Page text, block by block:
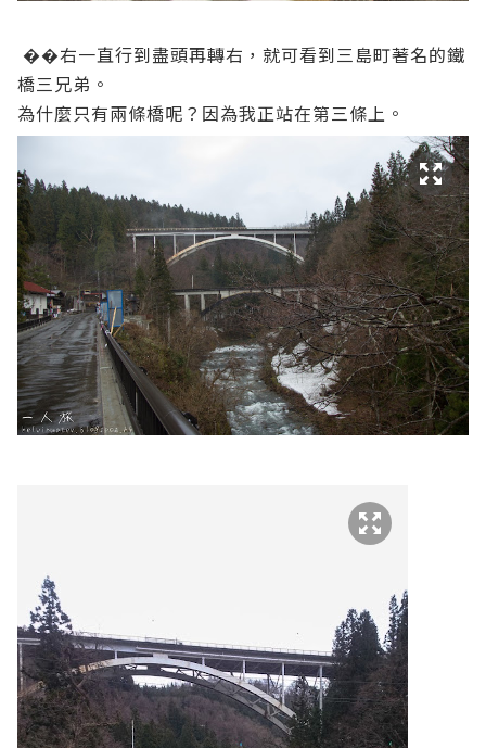
��右一直行到盡頭再轉右，就可看到三島町著名的鐵
橋三兄弟。
為什麼只有兩條橋呢？因為我正站在第三條上。